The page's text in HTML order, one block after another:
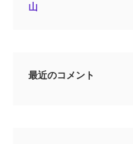
山
最近のコメント